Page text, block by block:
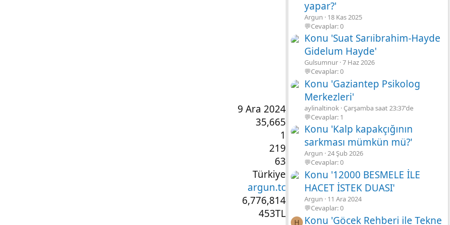
9 Ara 2024
35,665
1
219
63
Türkiye
argun.tc
6,776,814
453TL
yapar?'
Argun
18 Kas 2025
💬Cevaplar: 0
Konu 'Suat Sarıibrahim-Hayde
Gidelum Hayde'
Gulsumnur 7 Haz 2026
💬Cevaplar: 0
Konu 'Gaziantep Psikolog
Merkezleri'
aylinaltinok Çarşamba saat 23:37'de
💬Cevaplar: 1
Konu 'Kalp kapakçığının
sarkması mümkün mü?'
Argun 24 Şub 2026
💬Cevaplar: 0
Konu '12000 BESMELE İLE
HACET İSTEK DUASI'
Argun
11 Ara 2024
💬Cevaplar: 0
H
Konu 'Göcek Rehberi ile Tekne